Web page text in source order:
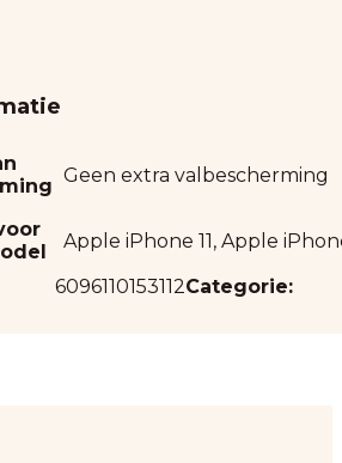
Geen extra valbescherming
Apple iPhone 11, Apple
6096110153112Categorie: